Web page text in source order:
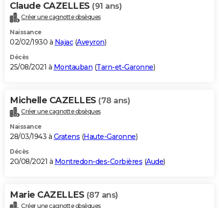
Claude CAZELLES (91 ans)
Créer une cagnotte obsèques
Naissance
02/02/1930 à Najac(Aveyron)
Décès
25/08/2021 à Montauban (Tarn-et-Garonne)
Michelle CAZELLES (78 ans)
Créer une cagnotte obsèques
Naissance
28/03/1943 à Gratens (Haute-Garonne)
Décès
20/08/2021 à Montredon-des-Corbières (Aude)
Marie CAZELLES (87 ans)
Créer une cagnotte obsèques